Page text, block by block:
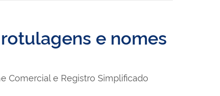
e nomes
Comercial e Registro Simplificado